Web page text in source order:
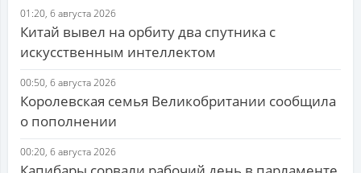
01:20, 6 августа 2026
Китай вывел на орбиту два спутника с
искусственным интеллектом
00:50, 6 августа 2026
Королевская семья Великобритании сообщила
о пополнении
00:20, 6 августа 2026